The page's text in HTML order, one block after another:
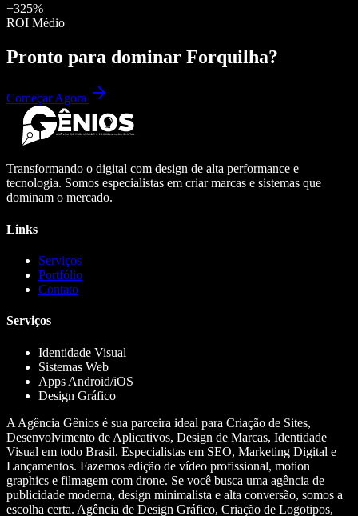
+325%
ROI Médio
Pronto para dominar Forquilha?
Começar Agora
Transformando o digital com design de alta performance e
tecnologia. Somos especialistas em criar marcas e sistemas que
dominam o mercado.
Links
Serviços
Portfólio
Contato
Serviços
Identidade Visual
Sistemas Web
Apps Android/iOS
Design Gráfico
A Agência Gênios é sua parceira ideal para Criação de Sites,
Desenvolvimento de Aplicativos, Design de Marcas, Identidade
Visual em todo Brasil. Especialistas em SEO, Marketing Digital e
Lançamentos. Fazemos edição de vídeo profissional, motion
graphics e filmagem com drone. Se você busca uma agência de
publicidade moderna, design minimalista e alta conversão, somos a
escolha certa. Agência de Design Gráfico, Criação de Logotipos,